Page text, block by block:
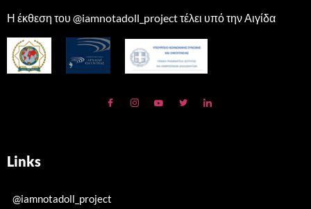
Η έκθεση του @iamnotadoll_project τέλει υπό την Αιγίδα
Links
@iamnotadoll_project